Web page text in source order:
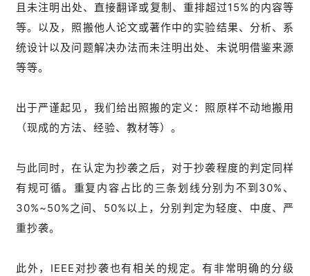
且未注明出处、直接翻译或复制、重排超过15%的内容等
等。以及，照搬他人论文或著作中的实验结果、分析、系
统设计以及问题解决办法而未注明出处、未说明借鉴来源
等等。
出于严谨起见，我们给出照搬的定义：照原样不动地搬用
（现成的方法、经验、教材等）。
与此同时，在认定为抄袭之后，对于抄袭程度的判定同样
有规可循。重复内容占比的三条划线分别为不到30%、
30%~50%之间、50%以上，分别判定为轻度、中度、严
重抄袭。
此外，IEEE对抄袭也有相关的规定。有非常明确的分级